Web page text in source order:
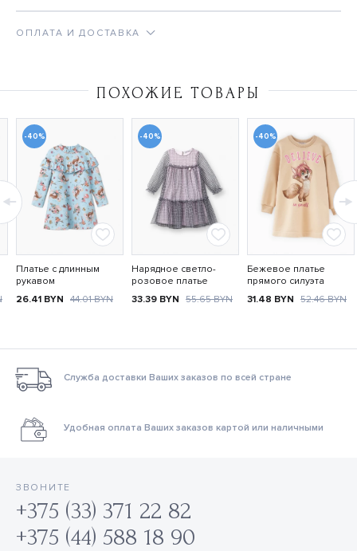
ОПЛАТА И ДОСТАВКА
ПОХОЖИЕ ТОВАРЫ
-40%
Платье с длинным
рукавом
26.41 BYN 44.01BYN
-40%
Нарядное светло-
розовое платье
33.39 BYN 55.65BYN
-40%
Бежевое платье
прямого силуэта
31.48 BYN 52.46BYN
Служба доставки Ваших заказов по всей стране
Удобная оплата Ваших заказов картой или наличными
ЗВОНИТЕ
+375 (33) 371 22 82
+375 (44) 588 18 90